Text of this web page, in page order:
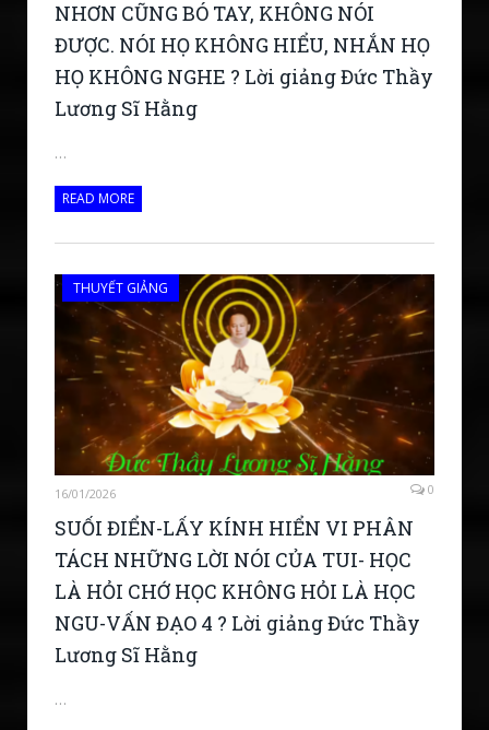
NHƠN CŨNG BÓ TAY, KHÔNG NÓI
ĐƯỢC. NÓI HỌ KHÔNG HIỂU, NHẮN HỌ
HỌ KHÔNG NGHE ? Lời giảng Đức Thầy
Lương Sĩ Hằng
…
READ MORE
THUYẾT GIẢNG
16/01/2026 0
SUỐI ĐIỂN-LẤY KÍNH HIỂN VI PHÂN
TÁCH NHỮNG LỜI NÓI CỦA TUI- HỌC
LÀ HỎI CHỚ HỌC KHÔNG HỎI LÀ HỌC
NGU-VẤN ĐẠO 4 ? Lời giảng Đức Thầy
Lương Sĩ Hằng
…